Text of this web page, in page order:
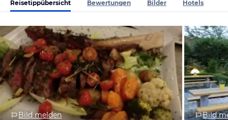
Reisetippübersicht Bewertungen Bilder Hotels
Bild melden Bild